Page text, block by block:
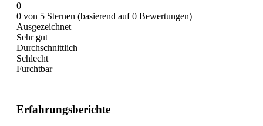
0
0 von 5 Sternen (basierend auf 0 Bewertungen)
Ausgezeichnet
Sehr gut
Durchschnittlich
Schlecht
Furchtbar
Erfahrungsberichte